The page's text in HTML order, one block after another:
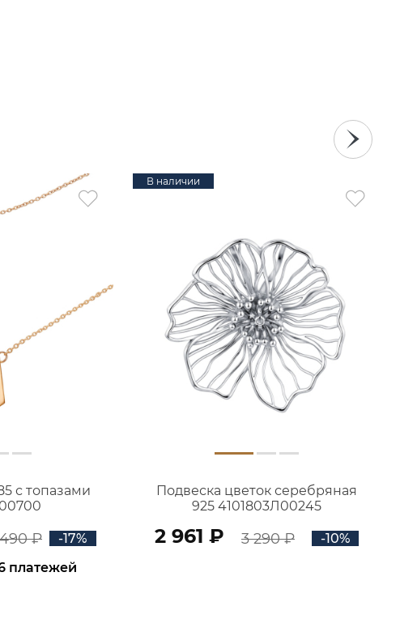
с топазами
₽
-17%
платежей
В наличии
Подвеска цветок серебряная
925 4101803Л00245
2 961 ₽ 3 290 ₽ -10%